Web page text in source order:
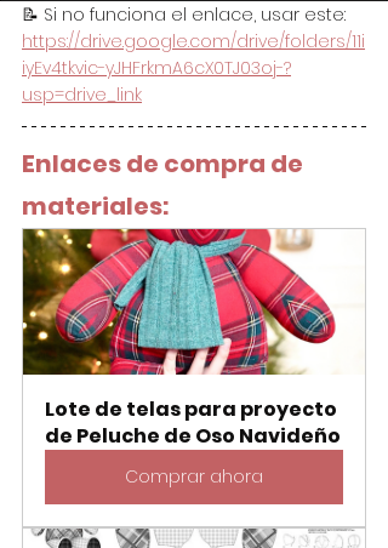
📝 Si no funciona el enlace, usar este:
https://drive.google.com/drive/folders/11i
iyEv4tkvic-yJHFrkmA6cX0TJ03oj-?
usp=drive_link
Enlaces de compra de
materiales:
Lote de telas para proyecto
de Peluche de Oso Navideño
Comprar ahora